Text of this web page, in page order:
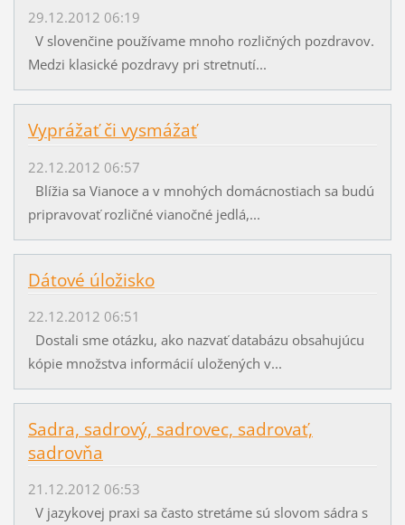
29.12.2012 06:19
V slovenčine používame mnoho rozličných pozdravov.
Medzi klasické pozdravy pri stretnutí...
Vyprážať či vysmážať
22.12.2012 06:57
Blížia sa Vianoce a v mnohých domácnostiach sa budú
pripravovať rozličné vianočné jedlá,...
Dátové úložisko
22.12.2012 06:51
Dostali sme otázku, ako nazvať databázu obsahujúcu
kópie množstva informácií uložených v...
Sadra, sadrový, sadrovec, sadrovať,
sadrovňa
21.12.2012 06:53
V jazykovej praxi sa často stretáme sú slovom sádra s